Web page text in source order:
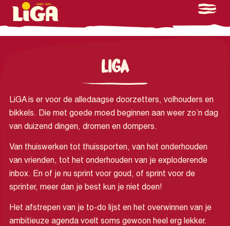
LIGA
LiGA is er voor de alledaagse doorzetters, volhouders en
bikkels. Die met goede moed beginnen aan weer zo’n dag
van duizend dingen, dromen en dompers.
Van thuiswerken tot thuissporten, van het onderhouden
van vrienden, tot het onderhouden van je exploderende
inbox. En of je nu sprint voor goud, of sprint voor de
sprinter, meer dan je best kun je niet doen!
Het afstrepen van je to-do lijst en het overwinnen van je
ambitieuze agenda voelt soms gewoon heel erg lekker.